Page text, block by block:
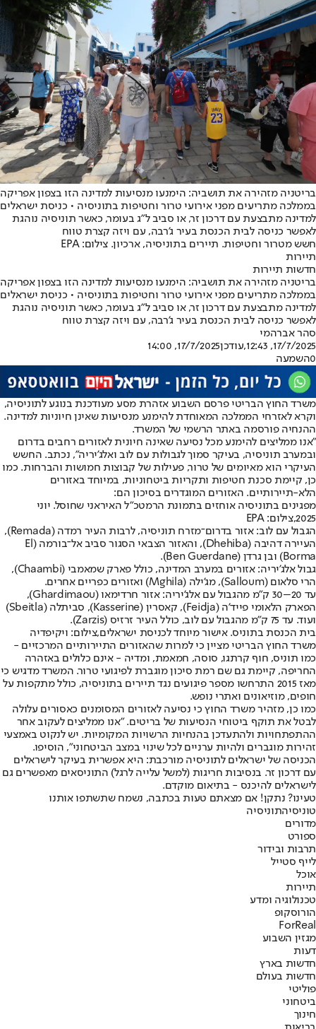
בריטניה מזהירה את תושביה: הימנעו מנסיעות למדינה הזו בצפון אפריקה
בממלכה מתריעים מפני אירועי טרור וחטיפות בתוניסיה • כניסת ישראלים
למדינה מתבצעת עם דרכון זר, או סביב ל"ג בעומר, כאשר תוניסיה נוהגת
לאפשר כניסה לבית הכנסת בעיר ג'רבה, עם ויזה קצרת טווח
חשש מטרור וחטיפות. תיירים בתוניסיה, ארכיון. צילום: EPA
תיירות
חדשות תיירות
בריטניה מזהירה את תושביה: הימנעו מנסיעות למדינה הזו בצפון אפריקה
בממלכה מתריעים מפני אירועי טרור וחטיפות בתוניסיה • כניסת ישראלים
למדינה מתבצעת עם דרכון זר, או סביב ל"ג בעומר, כאשר תוניסיה נוהגת
לאפשר כניסה לבית הכנסת בעיר ג'רבה, עם ויזה קצרת טווח
סהר אברהמי
17/7/2025, 12:43
,עודכן17/7/2025, 14:00
0השמעה
משרד החוץ הבריטי פרסם השבוע אזהרת מסע מעודכנת בנוגע לתוניסיה,
וקרא לאזרחי הממלכה המאוחדת להימנע מנסיעות שאינן חיוניות למדינה.
ההנחיה פורסמה באתר הרשמי של המשרד.
"אנו ממליצים להימנע מכל נסיעה שאינה חיונית לאזורים רחבים בדרום
ובמערב תוניסיה, בעיקר סמוך לגבולות עם לוב ואלג'יריה", נכתב. החשש
העיקרי הוא מאיומים של טרור, פעילות של קבוצות חמושות והברחות. כמו
כן, קיימת סכנת חטיפות ותקריות ביטחוניות, במיוחד באזורים
הלא-תיירותיים. האזורים המוגדרים בסיכון הם:
מפגינים בתוניסיה אוחזים בתמונת הרמטכ"ל האיראני שחוסל. יוני
2025,צילום: EPA
הגבול עם לוב: אזור בדרום־מזרח תוניסיה, לרבות העיר רמדה (Remada),
העיירה דהיבה (Dhehiba), והאזור הצבאי הסגור סביב אל־בורמה (El
Borma) ובן גרדן (Ben Guerdane).
גבול אלג'יריה: אזורים במערב המדינה, כולל פארק שמאמבי (Chaambi),
הרי סלאום (Salloum), מג'ילה (Mghila) ואזורים כפריים אחרים.
עד 20–30 ק"מ מהגבול עם אלג'יריה: אזור חרדימאו (Ghardimaou),
הפארק הלאומי פייד'ה (Feidja), קאסרין (Kasserine), סביתלה (Sbeitla)
ועוד. עד 75 ק"מ מהגבול עם לוב, כולל העיר זרזיס (Zarzis).
בית הכנסת בתוניס. אישור מיוחד לכניסת ישראלים,צילום: ויקיפדיה
משרד החוץ הבריטי מציין כי למרות שהאזורים התיירותיים המרכזיים -
כמו תוניס, חוף קרתגו, סוסה, חמאמת, ומדיה - אינם כלולים באזהרה
החריפה, קיימת גם שם רמת סיכון מוגברת לפיגועי טרור. המשרד מדגיש כי
מאז 2015 התרחשו מספר פיגועים נגד תיירים בתוניסיה, כולל מתקפות על
חופים, מוזיאונים ואתרי נופש.
כמו כן, מזהיר משרד החוץ כי נסיעה לאזורים המסומנים כאסורים עלולה
לבטל את תוקף ביטוחי הנסיעות של בריטים. "אנו ממליצים לעקוב אחר
ההתפתחויות ולהתעדכן בהנחיות הרשויות המקומיות. יש לנקוט באמצעי
זהירות מוגברים ולהיות ערניים לכל שינוי במצב הביטחוני", הוסיפו.
הכניסה של ישראלים לתוניסיה מורכבת: היא אפשרית בעיקר לישראלים
עם דרכון זר. בנסיבות חריגות (למשל עלייה לרגל) התוניסאים מאפשרים גם
לישראלים להיכנס - בתיאום מוקדם.
טעינו? נתקן! אם מצאתם טעות בכתבה, נשמח שתשתפו אותנו
טוניסיהתוניסיה
מדורים
ספורט
תרבות ובידור
לייף סטייל
אוכל
תיירות
טכנולוגיה ומדע
הורוסקופ
ForReal
מגזין השבוע
דעות
חדשות בארץ
חדשות בעולם
פוליטי
ביטחוני
חינוך